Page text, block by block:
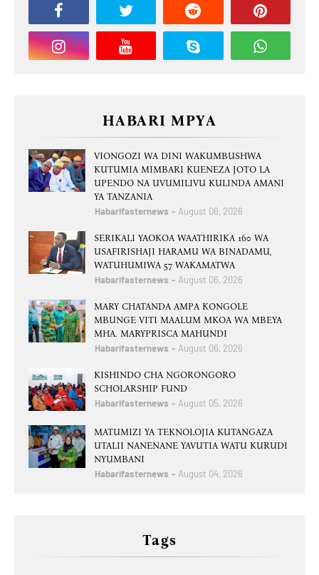
HABARI MPYA
VIONGOZI WA DINI WAKUMBUSHWA
KUTUMIA MIMBARI KUENEZA JOTO LA
UPENDO NA UVUMILIVU KULINDA AMANI
YA TANZANIA
Habarifasternews August 06, 2026
SERIKALI YAOKOA WAATHIRIKA 160 WA
USAFIRISHAJI HARAMU WA BINADAMU,
WATUHUMIWA 57 WAKAMATWA
Habarifasternews August 06, 2026
MARY CHATANDA AMPA KONGOLE
MBUNGE VITI MAALUM MKOA WA MBEYA
MHA. MARYPRISCA MAHUNDI
Habarifasternews August 06, 2026
KISHINDO CHA NGORONGORO
SCHOLARSHIP FUND
Habarifasternews August 05, 2026
MATUMIZI YA TEKNOLOJIA KUTANGAZA
UTALII NANENANE YAVUTIA WATU KURUDI
NYUMBANI
Habarifasternews August 04, 2026
Tags